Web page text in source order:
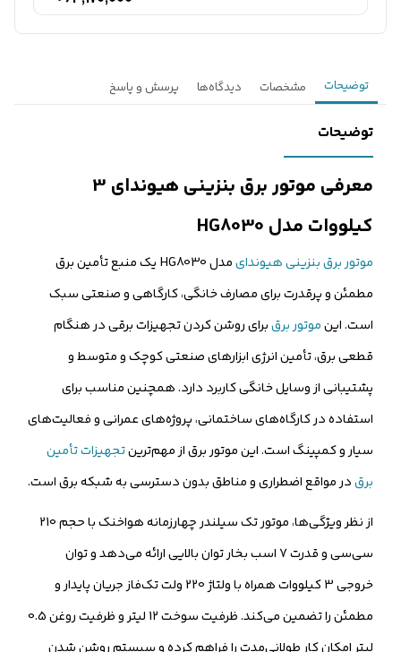
توضیحات مشخصات دیدگاه‌ها پرسش و پاسخ
توضیحات
معرفی موتور برق بنزینی هیوندای 3
کیلووات مدل HG8030
موتور برق بنزینی هیوندای
مدل HG8030 یک منبع تأمین برق
مطمئن و پرقدرت برای مصارف خانگی، کارگاهی و صنعتی سبک
است. اینموتور برقبرای روشن کردن تجهیزات برقی در هنگام
قطعی برق، تأمین انرژی ابزارهای صنعتی کوچک و متوسط و
پشتیبانی از وسایل خانگی کاربرد دارد. همچنین مناسب برای
استفاده در کارگاه‌های ساختمانی، پروژه‌های عمرانی و فعالیت‌های
سیار و کمپینگ است. این موتور برق از مهم‌ترینتجهیزات تأمین
برقدر مواقع اضطراری و مناطق بدون دسترسی به شبکه برق است.
از نظر ویژگی‌ها، موتور تک سیلندر چهارزمانه هواخنک با حجم 210
سی‌سی و قدرت 7 اسب بخار توان بالایی ارائه می‌دهد و توان
خروجی 3 کیلووات همراه با ولتاژ 220 ولت تک‌فاز جریان پایدار و
مطمئن را تضمین می‌کند. ظرفیت سوخت 12 لیتر و ظرفیت روغن 0.5